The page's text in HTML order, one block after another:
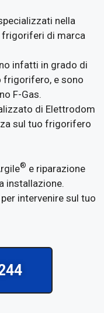
nella
frigoriferi di marca
infatti in grado di
frigorifero, e sono
F-Gas.
di Elettrodom
sul tuo frigorifero
® e riparazione
installazione.
intervenire sul tuo